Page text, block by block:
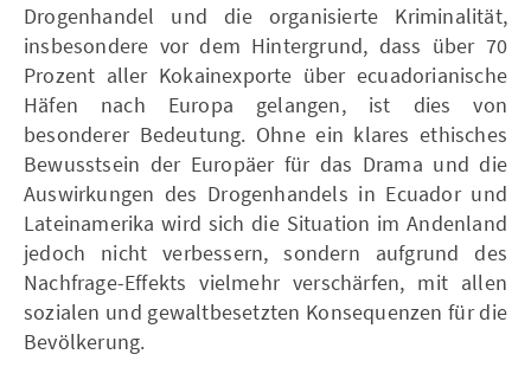
Drogenhandel und die organisierte Kriminalität,
insbesondere vor dem Hintergrund, dass über 70
Prozent aller Kokainexporte über ecuadorianische
Häfen nach Europa gelangen, ist dies von
besonderer Bedeutung. Ohne ein klares ethisches
Bewusstsein der Europäer für das Drama und die
Auswirkungen des Drogenhandels in Ecuador und
Lateinamerika wird sich die Situation im Andenland
jedoch nicht verbessern, sondern aufgrund des
Nachfrage-Effekts vielmehr verschärfen, mit allen
sozialen und gewaltbesetzten Konsequenzen für die
Bevölkerung.